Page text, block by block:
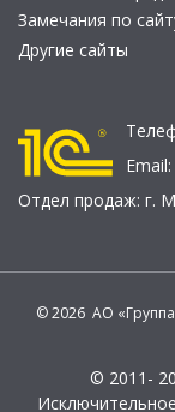
Замечания по
Другие сайты
Email:
Отдел продаж: г.
© 2026 АО «Группа
© 2011-